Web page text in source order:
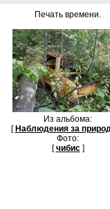
Печать времени.
Из альбома:
[ Наблюдения за
Фото:
[чибис]